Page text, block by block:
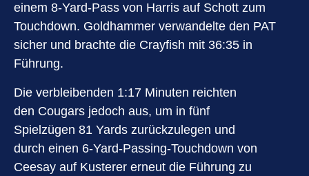
einem 8-Yard-Pass von Harris auf Schott zum
Touchdown. Goldhammer verwandelte den PAT
sicher und brachte die Crayfish mit 36:35 in
Führung.
Die verbleibenden 1:17 Minuten reichten
den Cougars jedoch aus, um in fünf
Spielzügen 81 Yards zurückzulegen und
durch einen 6-Yard-Passing-Touchdown von
Ceesay auf Kusterer erneut die Führung zu